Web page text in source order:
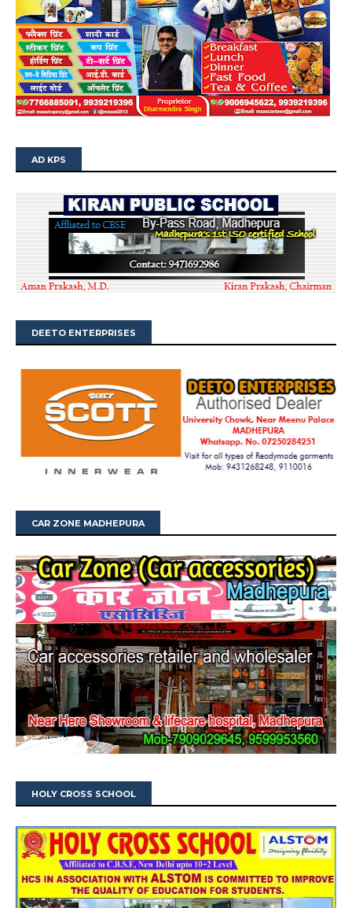
AD KPS
DEETO ENTERPRISES
CAR ZONE MADHEPURA
HOLY CROSS SCHOOL